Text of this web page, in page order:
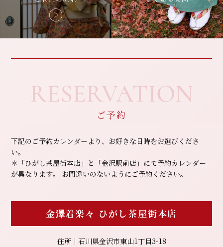
RESERVATION
ご予約
下記のご予約カレンダーより、お好きな日時をお選びくださ
い。
＊「ひがし茶屋街本店」と「金沢駅前店」にて予約カレンダー
が異なります。
お間違いのないようにご予約ください。
金澤着楽々 ひがし茶屋街本店
住所｜石川県金沢市東山1丁目3-18